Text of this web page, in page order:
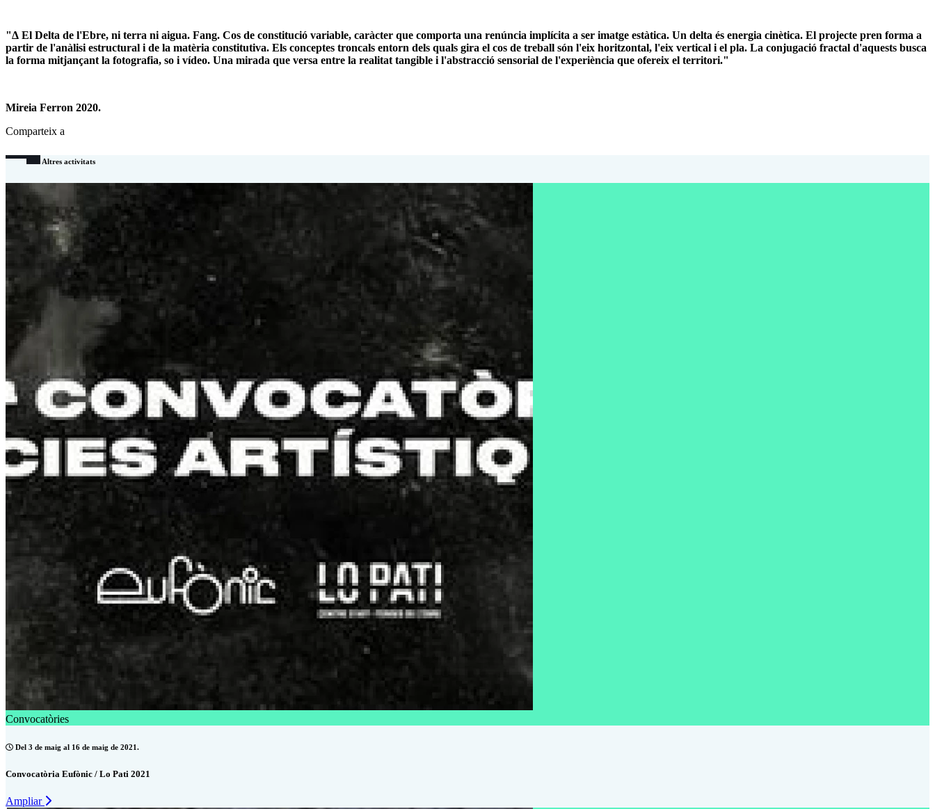
"Δ El Delta de l'Ebre, ni terra ni aigua. Fang. Cos de constitució variable, caràcter que comporta una renúncia implícita a ser imatge estàtica. Un delta és energia cinètica. El projecte pren forma a
partir de l'anàlisi estructural i de la matèria constitutiva. Els conceptes troncals entorn dels quals gira el cos de treball són l'eix horitzontal, l'eix vertical i el pla. La conjugació fractal d'aquests busca
la forma mitjançant la fotografia, so i vídeo. Una mirada que versa entre la realitat tangible i l'abstracció sensorial de l'experiència que ofereix el territori."
Mireia Ferron 2020.
Comparteix a
Altres activitats
Convocatòries
Del 3 de maig al 16 de maig de 2021.
Convocatòria Eufònic / Lo Pati 2021
Ampliar